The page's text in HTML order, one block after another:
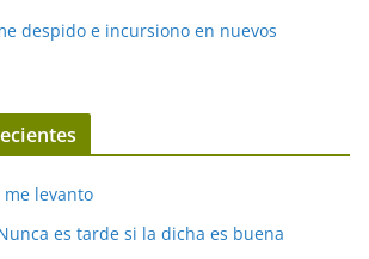
despido e incursiono en nuevos
me levanto
es tarde si la dicha es buena